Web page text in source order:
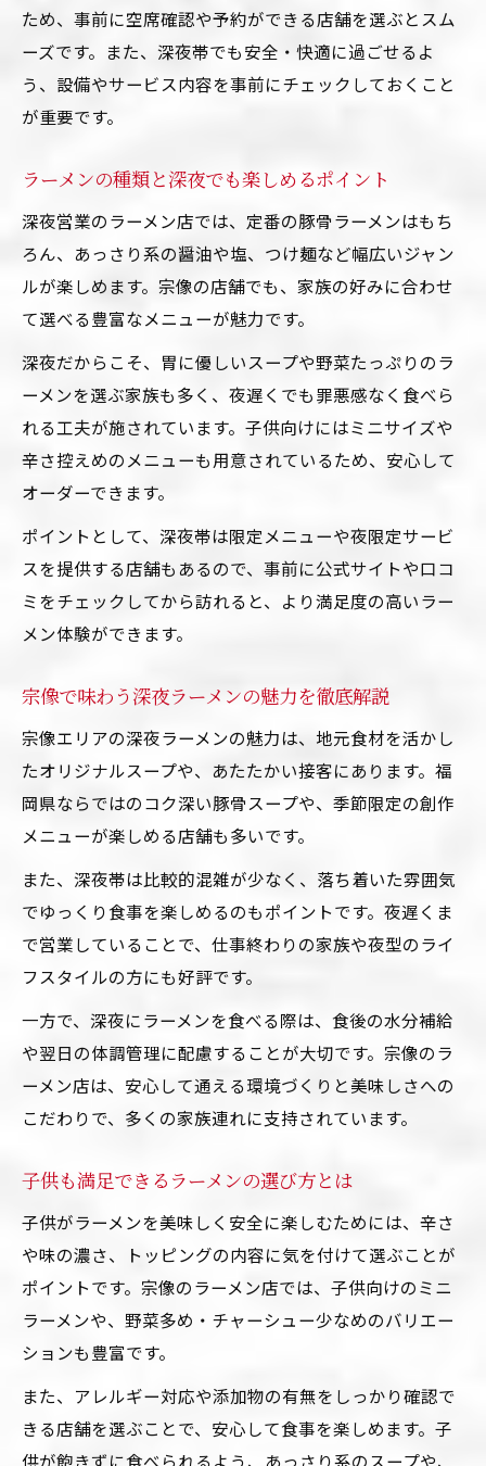
家族で安心して選べるラーメンの条件
深夜営業ラーメンの人気メニュー傾向
リラックスできるラーメン店の雰囲気
ため、事前に空席確認や予約ができる店舗を選ぶとスム
ーズです。また、深夜帯でも安全・快適に過ごせるよ
う、設備やサービス内容を事前にチェックしておくこと
が重要です。
ラーメンの種類と深夜でも楽しめるポイント
深夜営業のラーメン店では、定番の豚骨ラーメンはもち
ろん、あっさり系の醤油や塩、つけ麺など幅広いジャン
ルが楽しめます。宗像の店舗でも、家族の好みに合わせ
て選べる豊富なメニューが魅力です。
深夜だからこそ、胃に優しいスープや野菜たっぷりのラ
ーメンを選ぶ家族も多く、夜遅くでも罪悪感なく食べら
れる工夫が施されています。子供向けにはミニサイズや
辛さ控えめのメニューも用意されているため、安心して
オーダーできます。
ポイントとして、深夜帯は限定メニューや夜限定サービ
スを提供する店舗もあるので、事前に公式サイトや口コ
ミをチェックしてから訪れると、より満足度の高いラー
メン体験ができます。
宗像で味わう深夜ラーメンの魅力を徹底解説
宗像エリアの深夜ラーメンの魅力は、地元食材を活かし
たオリジナルスープや、あたたかい接客にあります。福
岡県ならではのコク深い豚骨スープや、季節限定の創作
メニューが楽しめる店舗も多いです。
また、深夜帯は比較的混雑が少なく、落ち着いた雰囲気
でゆっくり食事を楽しめるのもポイントです。夜遅くま
で営業していることで、仕事終わりの家族や夜型のライ
フスタイルの方にも好評です。
一方で、深夜にラーメンを食べる際は、食後の水分補給
や翌日の体調管理に配慮することが大切です。宗像のラ
ーメン店は、安心して通える環境づくりと美味しさへの
こだわりで、多くの家族連れに支持されています。
子供も満足できるラーメンの選び方とは
子供がラーメンを美味しく安全に楽しむためには、辛さ
や味の濃さ、トッピングの内容に気を付けて選ぶことが
ポイントです。宗像のラーメン店では、子供向けのミニ
ラーメンや、野菜多め・チャーシュー少なめのバリエー
ションも豊富です。
また、アレルギー対応や添加物の有無をしっかり確認で
きる店舗を選ぶことで、安心して食事を楽しめます。子
供が飽きずに食べられるよう、あっさり系のスープや、